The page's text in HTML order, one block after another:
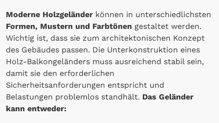
Moderne Holzgeländer können in unterschiedlichsten
Formen, Mustern und Farbtönen gestaltet werden.
Wichtig ist, dass sie zum architektonischen Konzept
des Gebäudes passen. Die Unterkonstruktion eines
Holz-Balkongeländers muss ausreichend stabil sein,
damit sie den erforderlichen
Sicherheitsanforderungen entspricht und
Belastungen problemlos standhält. Das Geländer
kann entweder: